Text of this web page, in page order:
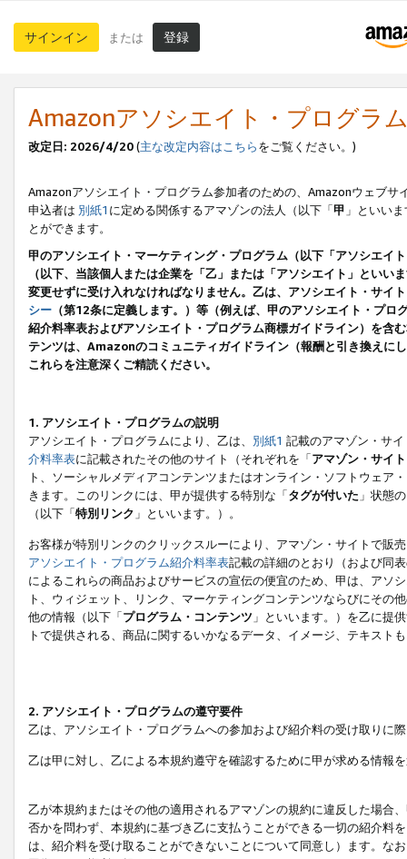
サインイン または 登録
Amazonアソシエイト・プログラ
改定日: 2026/4/20(主な改定内容はこちらをご覧ください。)
Amazonアソシエイト・プログラム参加者のための、Amazonウェブサ
申込者は 別紙1 に定める関係するアマゾンの法人（以下「甲 」といい
とができます。
甲のアソシエイト・マーケティング・プログラム（以下「アソシエイ
（以下、当該個人または企業を「乙」または「アソシエイト」とい
変更せずに受け入れなければなりません。乙は、アソシエイト・サイ
シー （第12条に定義します。）等（例えば、甲のアソシエイト・プ
紹介料率表およびアソシエイト・プログラム商標ガイドライン）を
テンツは、Amazonのコミュニティガイドライン（報酬と引き換えに
これらを注意深くご精読ください。
1. アソシエイト・プログラムの説明
アソシエイト・プログラムにより、乙は、 別紙1 記載のアマゾン・サ
介料率表に記載されたその他のサイト（それぞれを「アマゾン・サイト
ト、ソーシャルメディアコンテンツまたはオンライン・ソフトウェア
きます。このリンクには、甲が提供する特別な「タグが付いた 」状態
（以下「特別リンク 」といいます。）。
お客様が特別リンクのクリックスルーにより、アマゾン・サイトで販
アソシエイト・プログラム紹介料率表記載の詳細のとおり（および同
によるこれらの商品およびサービスの宣伝の便宜のため、甲は、アソ
ト、ウィジェット、リンク、マーケティングコンテンツならびにその
他の情報（以下「プログラム・コンテンツ 」といいます。）を乙に提
トで提供される、商品に関するいかなるデータ、イメージ、テキス
2. アソシエイト・プログラムの遵守要件
乙は、アソシエイト・プログラムへの参加および紹介料の受け取りに
乙は甲に対し、乙による本規約遵守を確認するために甲が求める情報
乙が本規約またはその他の適用されるアマゾンの規約に違反した場合
否かを問わず、本規約に基づき乙に支払うことができる一切の紹介料
は、紹介料を受け取ることができないことについて同意し）ます。な